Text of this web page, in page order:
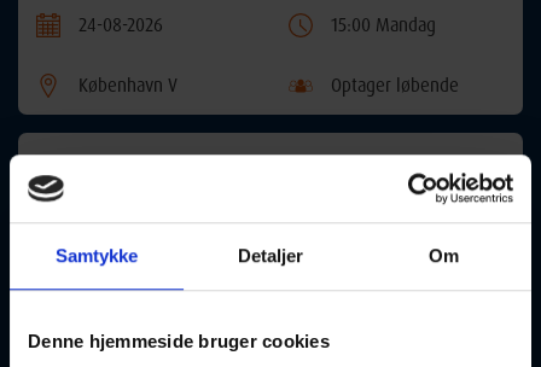
Samtykke Detaljer Om
Denne hjemmeside bruger cookies
24-08-2026 15:00 Mandag
København V Optager løbende
Fransk – begyndere – lynkursus